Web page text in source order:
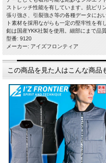
ストレッチ性能を有しています。抗ピリ
張り強さ、引裂強さ等の各種データにお
ト素材を採用ながらも一定の堅牢性を有
釦は国産YKK社製を使用。細部にまで品
型番: 9120
メーカー: アイズフロンティア
この商品を見た人はこんな商品